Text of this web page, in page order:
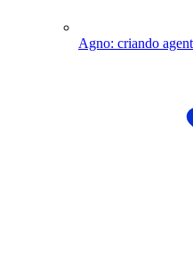
Agno: criando